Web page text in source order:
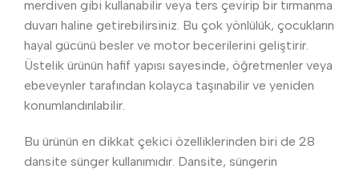
merdiven gibi kullanabilir veya ters çevirip bir tırmanma
duvarı haline getirebilirsiniz. Bu çok yönlülük, çocukların
hayal gücünü besler ve motor becerilerini geliştirir.
Üstelik ürünün hafif yapısı sayesinde, öğretmenler veya
ebeveynler tarafından kolayca taşınabilir ve yeniden
konumlandırılabilir.
Bu ürünün en dikkat çekici özelliklerinden biri de 28
dansite sünger kullanımıdır. Dansite, süngerin